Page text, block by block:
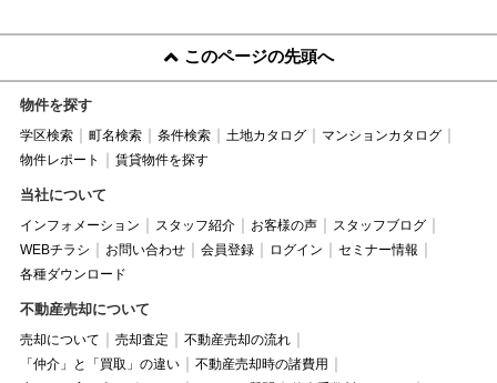
このページの先頭へ
物件を探す
学区検索 町名検索 条件検索 土地カタログ
マンションカタログ
物件レポート
賃貸物件を探す
当社について
インフォメーション スタッフ紹介 お客様の声
スタッフブログ
WEBチラシ
お問い合わせ 会員登録 ログイン
セミナー情報
各種ダウンロード
不動産売却について
売却について 売却査定
不動産売却の流れ
「仲介」と「買取」の違い
不動産売却時の諸費用